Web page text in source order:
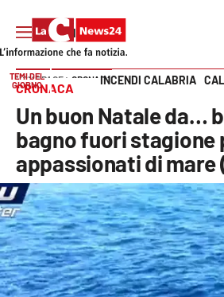
Cronaca
Politica
Attualità
Economia e lavoro
Vai
TEMI DEL
GIORNO
INCENDI CALABRIA
HOME PAGE CRONACA
CRONACA
Un buon Natale da…
bagno fuori stagione
appassionati di mare